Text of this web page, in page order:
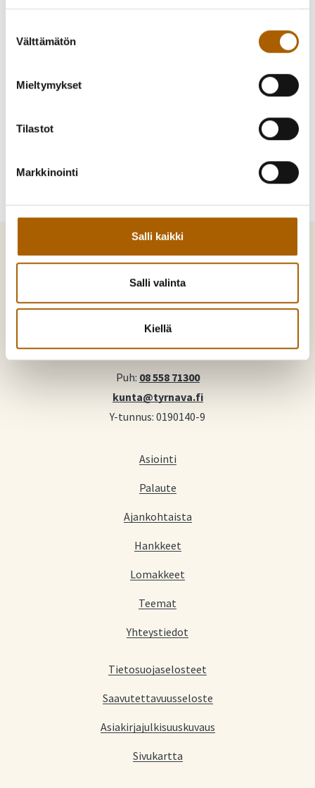
valinta
Välttämätön
Mieltymykset
Tilastot
Markkinointi
Salli kaikki
Salli valinta
Kiellä
Lisää yrityksesi hakemistoon
Yritykset
Ei tuloksia
Tyrnävä. Mukavamman arjen kotikunta
Puh: 08 558 71300
kunta@tyrnava.fi
Y-tunnus: 0190140-9
Asiointi
Palaute
Ajankohtaista
Hankkeet
Lomakkeet
Teemat
Yhteystiedot
Tietosuojaselosteet
Saavutettavuusseloste
Asiakirjajulkisuuskuvaus
Sivukartta